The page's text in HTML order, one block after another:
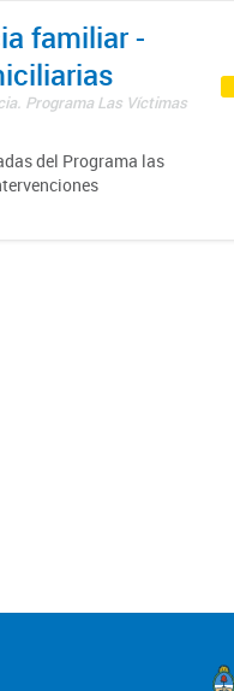
familiar -
Programa Las Víctimas
del Programa las